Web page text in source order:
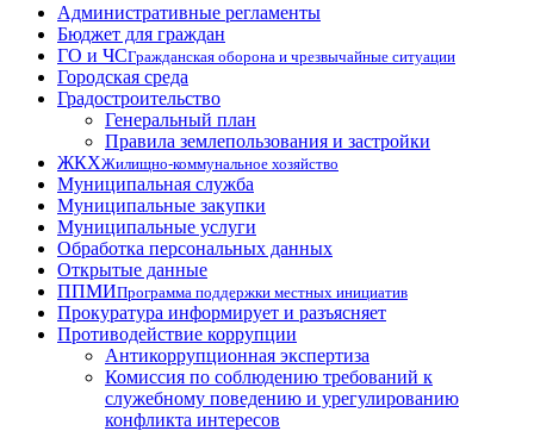
Административные регламенты
Бюджет для граждан
ГО и ЧСГражданская оборона и чрезвычайные ситуации
Городская среда
Градостроительство
Генеральный план
Правила землепользования и застройки
ЖКХЖилищно-коммунальное хозяйство
Муниципальная служба
Муниципальные закупки
Муниципальные услуги
Обработка персональных данных
Открытые данные
ППМИПрограмма поддержки местных инициатив
Прокуратура информирует и разъясняет
Противодействие коррупции
Антикоррупционная экспертиза
Комиссия по соблюдению требований к
служебному поведению и урегулированию
конфликта интересов